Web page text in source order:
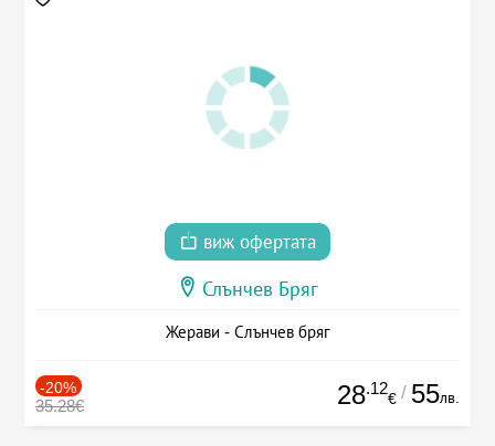
виж офертата
Слънчев Бряг
Жерави - Слънчев бряг
-20%
35.28€ 28.12
€ / 55лв.